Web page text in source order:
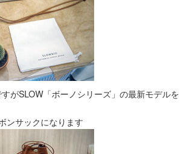
がSLOW「ボーノシリーズ」の最新モデルを
ンサックになります